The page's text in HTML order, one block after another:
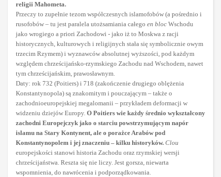
religii Mahometa.
Przeczy to zupełnie tezom współczesnych islamofobów (a pośrednio i
rusofobów – tu jest paralela utożsamiania całego en bloc Wschodu
jako wrogiego a priori Zachodowi - jako iż to Moskwa z racji
historycznych, kulturowych i religijnych stała się symbolicznie owym
trzecim Rzymem) i wyznawców absolutnej wyższości, pod każdym
względem chrześcijańsko-rzymskiego Zachodu nad Wschodem, nawet
tym chrześcijańskim, prawosławnym.
Daty: rok 732 (Poitiers) i 718 (zakończenie drugiego oblężenia
Konstantynopola) są znakomitym i pouczającym – także o
zachodnioeuropejskiej megalomanii – przykładem deformacji w
widzeniu dziejów Europy. O Poitiers wie każdy średnio wykształcony
zachodni Europejczyk jako o starciu powstrzymującym napór
islamu na Stary Kontynent, ale o porażce Arabów pod
Konstantynopolem i jej znaczeniu – kilku historyków. Clou
europejskości stanowi historia Zachodu oraz rzymskiej wersji
chrześcijaństwa. Reszta się nie liczy. Jest gorsza, niewarta
wspomnienia, do nawrócenia i podporządkowania.